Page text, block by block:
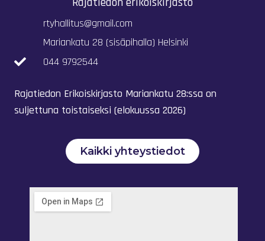
rtyhallitus@gmail.com
Mariankatu 28 (sisäpihalla) Helsinki
044 9792544
Rajatiedon Erikoiskirjasto Mariankatu 28:ssa on
suljettuna toistaiseksi (elokuussa 2026)
Kaikki yhteystiedot